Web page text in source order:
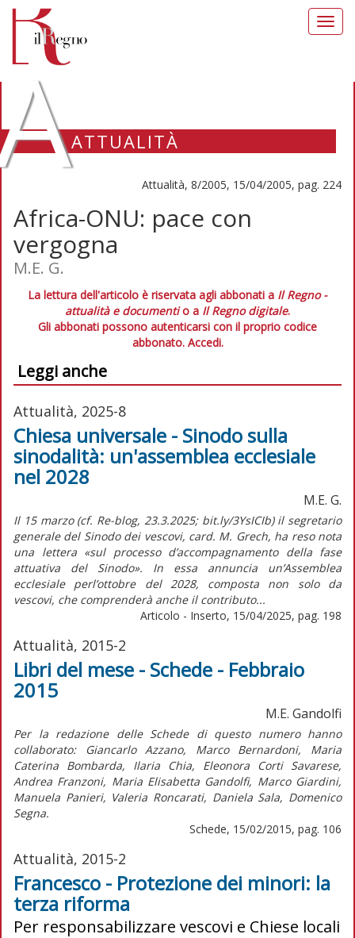
ATTUALITÀ
Attualità, 8/2005, 15/04/2005, pag. 224
Africa-ONU: pace con
vergogna
M.E. G.
La lettura dell'articolo è riservata agli abbonati a Il Regno -
attualità e documentio a Il Regno digitale.
Gli abbonati possono autenticarsi con il proprio codice
abbonato. Accedi.
Leggi anche
Attualità, 2025-8
Chiesa universale - Sinodo sulla
sinodalità: un'assemblea ecclesiale
nel 2028
M.E. G.
Il 15 marzo (cf. Re-blog, 23.3.2025; bit.ly/3YsICIb) il segretario
generale del Sinodo dei vescovi, card. M. Grech, ha reso nota
una lettera «sul processo d’accompagnamento della fase
attuativa del Sinodo». In essa annuncia un’Assemblea
ecclesiale perl’ottobre del 2028, composta non solo da
vescovi, che comprenderà anche il contributo...
Articolo - Inserto, 15/04/2025, pag. 198
Attualità, 2015-2
Libri del mese - Schede - Febbraio
2015
M.E. Gandolfi
Per la redazione delle Schede di questo numero hanno
collaborato: Giancarlo Azzano, Marco Bernardoni, Maria
Caterina Bombarda, Ilaria Chia, Eleonora Corti Savarese,
Andrea Franzoni, Maria Elisabetta Gandolfi, Marco Giardini,
Manuela Panieri, Valeria Roncarati, Daniela Sala, Domenico
Segna.
Schede, 15/02/2015, pag. 106
Attualità, 2015-2
Francesco - Protezione dei minori: la
terza riforma
Per responsabilizzare vescovi e Chiese locali